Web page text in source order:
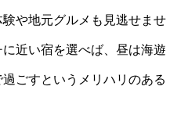
や地元グルメも見逃せませ
近い宿を選べば、昼は海遊
ごすというメリハリのある